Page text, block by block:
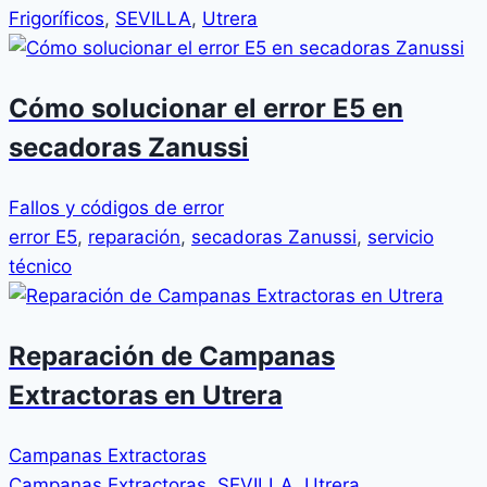
Frigoríficos, SEVILLA, Utrera
Cómo solucionar el error E5 en
secadoras Zanussi
Fallos y códigos de error
error E5, reparación, secadoras Zanussi, servicio
técnico
Reparación de Campanas
Extractoras en Utrera
Campanas Extractoras